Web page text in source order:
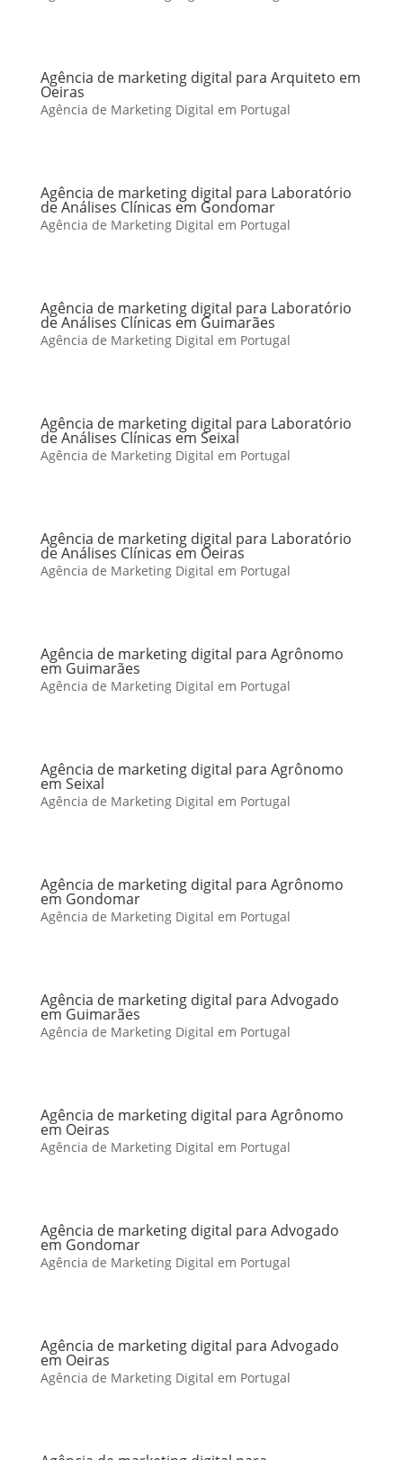
Agência de marketing digital para Arquiteto em
Oeiras
Agência de Marketing Digital em Portugal
Agência de marketing digital para Laboratório
de Análises Clínicas em Gondomar
Agência de Marketing Digital em Portugal
Agência de marketing digital para Laboratório
de Análises Clínicas em Guimarães
Agência de Marketing Digital em Portugal
Agência de marketing digital para Laboratório
de Análises Clínicas em Seixal
Agência de Marketing Digital em Portugal
Agência de marketing digital para Laboratório
de Análises Clínicas em Oeiras
Agência de Marketing Digital em Portugal
Agência de marketing digital para Agrônomo
em Guimarães
Agência de Marketing Digital em Portugal
Agência de marketing digital para Agrônomo
em Seixal
Agência de Marketing Digital em Portugal
Agência de marketing digital para Agrônomo
em Gondomar
Agência de Marketing Digital em Portugal
Agência de marketing digital para Advogado
em Guimarães
Agência de Marketing Digital em Portugal
Agência de marketing digital para Agrônomo
em Oeiras
Agência de Marketing Digital em Portugal
Agência de marketing digital para Advogado
em Gondomar
Agência de Marketing Digital em Portugal
Agência de marketing digital para Advogado
em Oeiras
Agência de Marketing Digital em Portugal